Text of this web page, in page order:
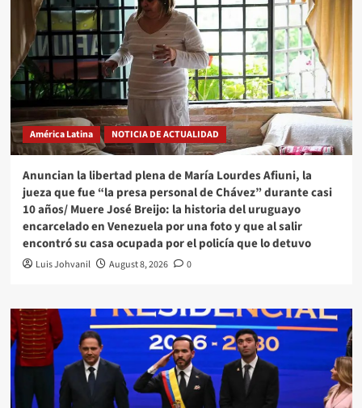
América Latina NOTICIA DE ACTUALIDAD
Anuncian la libertad plena de María Lourdes Afiuni, la
jueza que fue “la presa personal de Chávez” durante casi
10 años/ Muere José Breijo: la historia del uruguayo
encarcelado en Venezuela por una foto y que al salir
encontró su casa ocupada por el policía que lo detuvo
Luis Johvanil August 8, 2026 0